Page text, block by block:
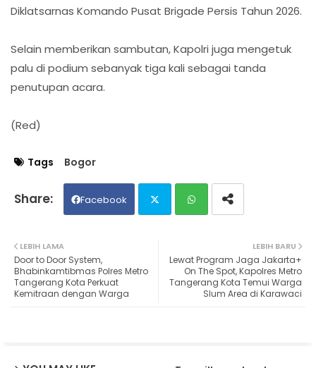
Diklatsarnas Komando Pusat Brigade Persis Tahun 2026.
Selain memberikan sambutan, Kapolri juga mengetuk
palu di podium sebanyak tiga kali sebagai tanda
penutupan acara.
(Red)
Tags Bogor
Facebook
ats
LEBIH BARU
Lewat Program Jaga Jakarta+
On The Spot, Kapolres Metro
Tangerang Kota Temui Warga
Slum Area di Karawaci
LEBIH LAMA
Door to Door System,
Bhabinkamtibmas Polres Metro
Tangerang Kota Perkuat
Kemitraan dengan Warga